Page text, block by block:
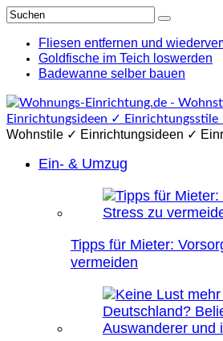
Fliesen entfernen und
Goldfische im Teich loswerden
Badewanne selber bauen
Wohnstile ✓ Einrichtungsideen ✓
Ein- & Umzug
Tipps für Mieter:
vermeiden